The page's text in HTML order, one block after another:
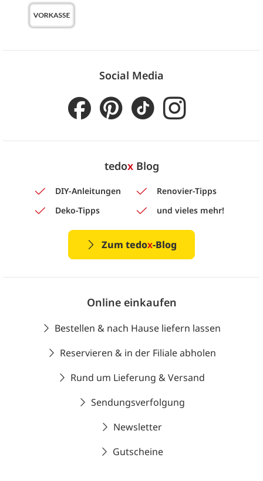
Social Media
tedoxBlog
DIY-Anleitungen
Renovier-Tipps
Deko-Tipps
und vieles mehr!
Zum tedox-Blog
Online einkaufen
Bestellen & nach Hause liefern lassen
Reservieren & in der Filiale abholen
Rund um Lieferung & Versand
Sendungsverfolgung
Newsletter
Gutscheine